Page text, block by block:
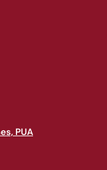
PUA